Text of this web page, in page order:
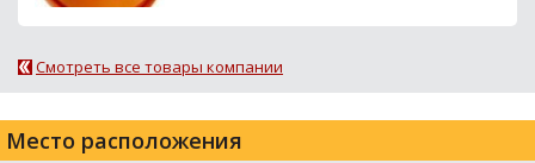
Смотреть все товары компании
Место расположения